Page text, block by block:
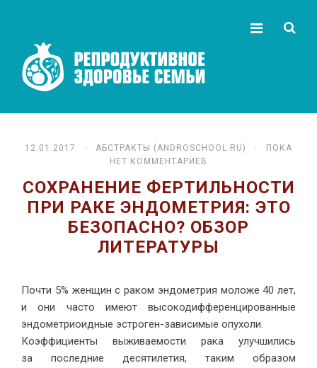
12.01.2017 · АБСТРАКТЫ (ANDROSCHOOL.RU)
· ПОКА
НЕТ КОММЕНТАРИЕВ
СОХРАНЕНИЕ ФЕРТИЛЬНОСТИ
ПРИ РАКЕ ЭНДОМЕТРИЯ: ЭТО
БЕЗОПАСНО? ОБЗОР
ЛИТЕРАТУРЫ
Почти 5% женщин с раком эндометрия моложе 40 лет,
и они часто имеют высокодифференцированные
эндометриоидные эстроген-зависимые опухоли.
Коэффициенты выживаемости рака улучшились
за последние десятилетия, таким образом